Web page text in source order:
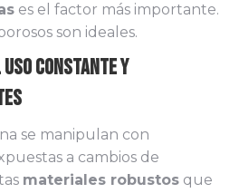
es el factor más importante.
son ideales.
Constante y
se manipulan con
a cambios de
materiales robustos que